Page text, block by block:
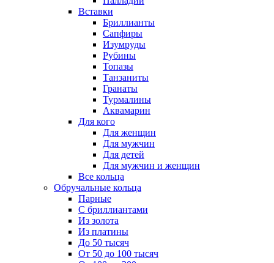
Вставки
Бриллианты
Сапфиры
Изумруды
Рубины
Топазы
Танзаниты
Гранаты
Турмалины
Аквамарин
Для кого
Для женщин
Для мужчин
Для детей
Для мужчин и женщин
Все кольца
Обручальные кольца
Парные
С бриллиантами
Из золота
Из платины
До 50 тысяч
От 50 до 100 тысяч